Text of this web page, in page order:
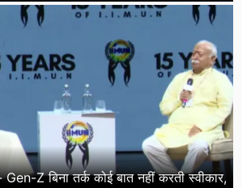
Z बिना तर्क कोई बात नहीं करती स्वीकार,